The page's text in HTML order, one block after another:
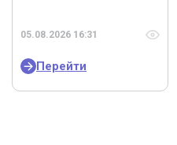
05.08.2026 16:31
Перейти